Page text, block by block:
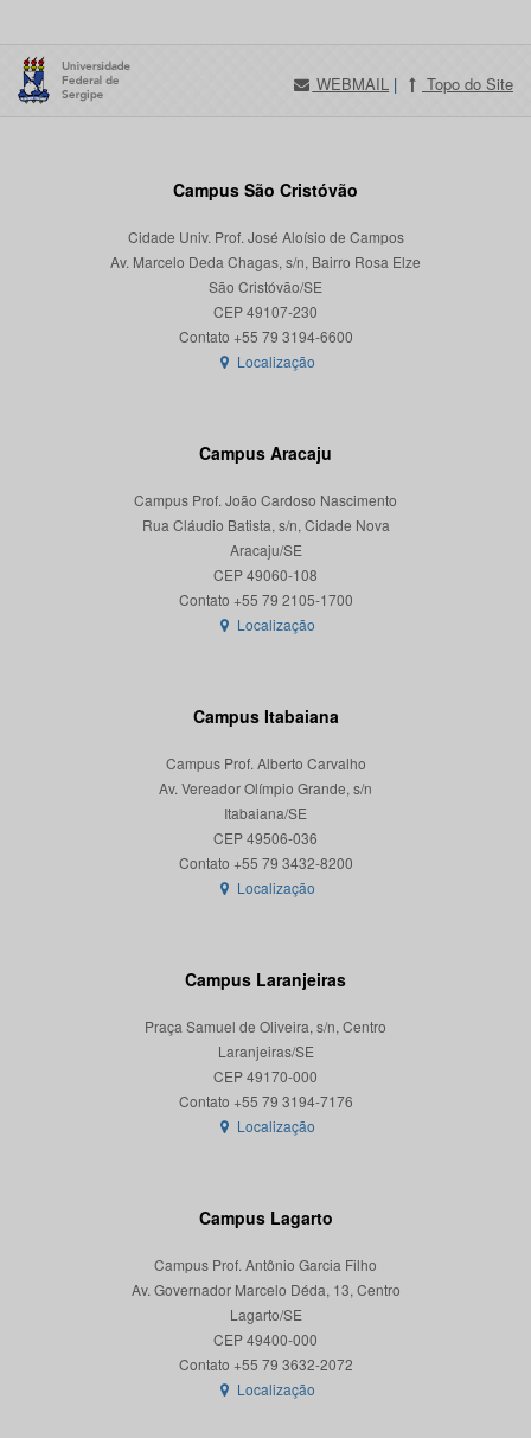
WEBMAIL | Topo do Site
Campus São Cristóvão
Cidade Univ. Prof. José Aloísio de Campos
Av. Marcelo Deda Chagas, s/n, Bairro Rosa Elze
São Cristóvão/SE
CEP 49107-230
Localização
Campus Aracaju
Campus Prof. João Cardoso Nascimento
Rua Cláudio Batista, s/n, Cidade Nova
Aracaju/SE
CEP 49060-108
Localização
Campus Itabaiana
Campus Prof. Alberto Carvalho
Av. Vereador Olímpio Grande, s/n
Itabaiana/SE
CEP 49506-036
Localização
Campus Laranjeiras
Praça Samuel de Oliveira, s/n, Centro
Laranjeiras/SE
CEP 49170-000
Localização
Campus Lagarto
Campus Prof. Antônio Garcia Filho
Av. Governador Marcelo Déda, 13, Centro
Lagarto/SE
CEP 49400-000
Localização